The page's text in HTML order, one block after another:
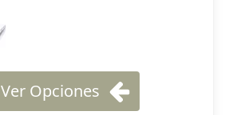
Ver Opciones